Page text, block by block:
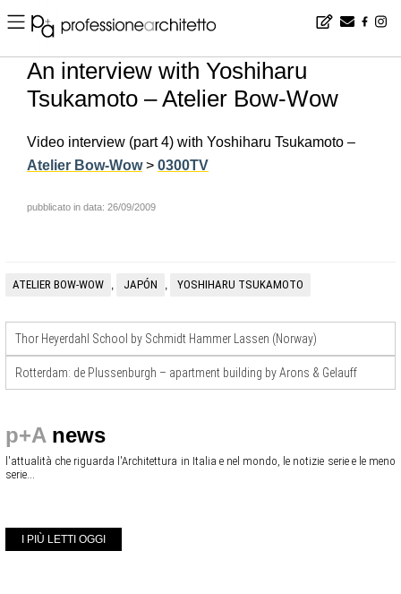
Home ▪ news ▪ en ▪ An interview with Yoshiharu Tsukamoto – Atelier Bow-Wow
An interview with Yoshiharu
Tsukamoto – Atelier Bow-Wow
Video interview (part 4) with Yoshiharu Tsukamoto –
Atelier Bow-Wow> 0300TV
pubblicato in data: 26/09/2009
ATELIER BOW-WOW , JAPÓN , YOSHIHARU TSUKAMOTO
Thor Heyerdahl School by Schmidt Hammer Lassen (Norway)
Rotterdam: de Plussenburgh – apartment building by Arons & Gelauff
p+A news
l'attualità che riguarda l'Architettura in Italia e nel mondo, le notizie serie e le meno
serie...
I PIÙ LETTI OGGI